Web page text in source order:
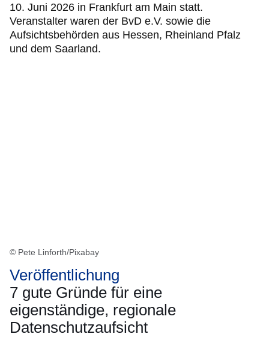
10. Juni 2026 in Frankfurt am Main statt.
Veranstalter waren der BvD e.V. sowie die
Aufsichtsbehörden aus Hessen, Rheinland Pfalz
und dem Saarland.
© Pete Linforth/Pixabay
Veröffentlichung
7 gute Gründe für eine
eigenständige, regionale
Datenschutzaufsicht